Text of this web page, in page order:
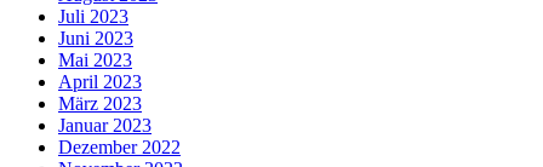
Juli 2023
Juni 2023
Mai 2023
April 2023
März 2023
Januar 2023
Dezember 2022